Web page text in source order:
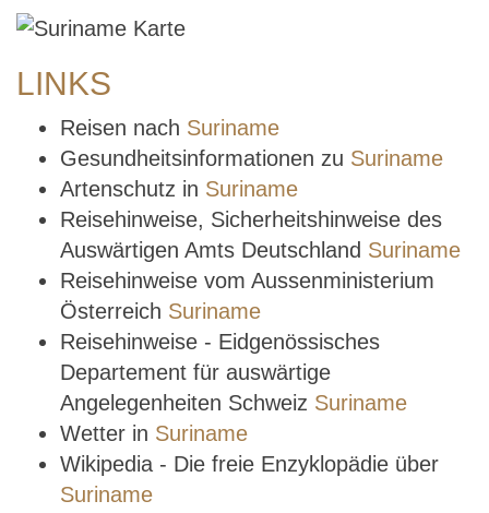
LINKS
Reisen nach Suriname
Gesundheitsinformationen zu Suriname
Artenschutz in Suriname
Reisehinweise, Sicherheitshinweise des
Auswärtigen Amts Deutschland Suriname
Reisehinweise vom Aussenministerium
Österreich Suriname
Reisehinweise - Eidgenössisches
Departement für auswärtige
Angelegenheiten Schweiz Suriname
Wetter in Suriname
Wikipedia - Die freie Enzyklopädie über
Suriname